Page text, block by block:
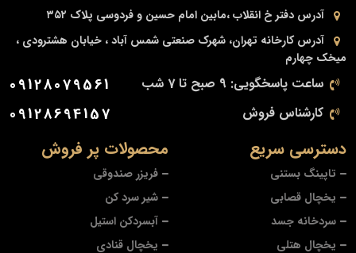
محصولات پر فروش
فریزر صندوقی
شیر سرد کن
آبسردکن استیل
یخچال قنادی
دسترسی سریع
تاپینگ بستنی
یخچال قصابی
سردخانه جسد
یخچال هتلی
آدرس دفتر خ انقلاب ،مابین امام حسین و فردوسی پلاک ۳۵۲
آدرس کارخانه تهران، شهرک صنعتی شمس آباد ، خیابان هشترودی ،
میخک چهارم
ساعت پاسخگویی: 9 صبح تا 7 شب 09128079561
کارشناس فروش 09128694157